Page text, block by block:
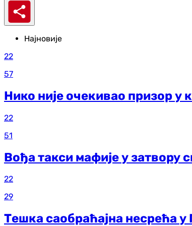
Најновије
22
57
Нико није очекивао призор у
22
51
Вођа такси мафије у затвору
22
29
Тешка саобраћајна несрећа